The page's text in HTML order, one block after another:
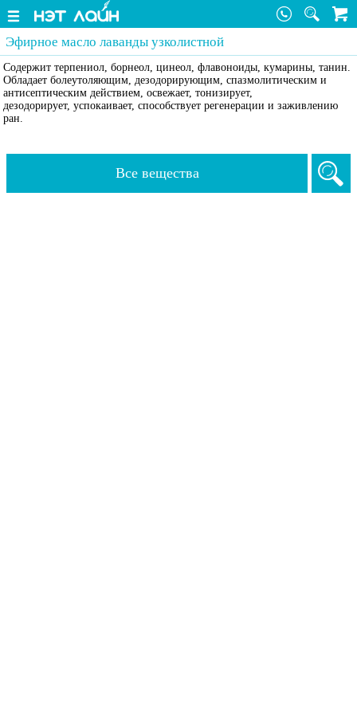
Эфирное масло лаванды узколистной
Содержит терпениол, борнеол, цинеол, флавоноиды, кумарины, танин.
Обладает болеутоляющим, дезодорирующим, спазмолитическим и
антисептическим действием, освежает, тонизирует,
дезодорирует, успокаивает, способствует регенерации и заживлению
ран.
Все вещества